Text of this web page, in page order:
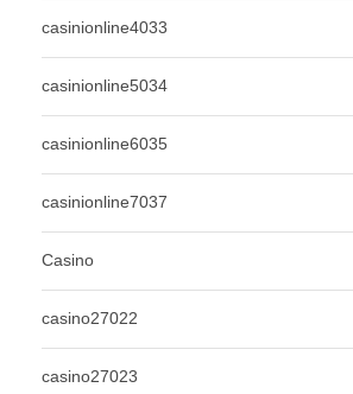
casinionline4033
casinionline5034
casinionline6035
casinionline7037
Casino
casino27022
casino27023